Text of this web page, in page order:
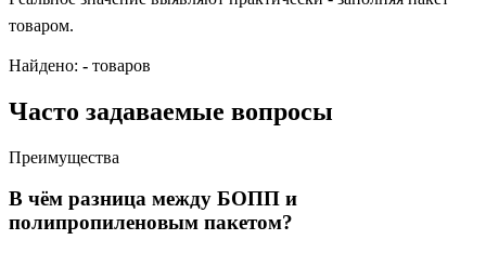
товаром.
Найдено: - товаров
Часто задаваемые вопросы
Преимущества
В чём разница между БОПП и
полипропиленовым пакетом?